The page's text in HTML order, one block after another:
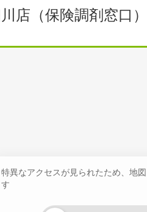
店（保険調剤窓口）
特異なアクセスが見られたため、地
す